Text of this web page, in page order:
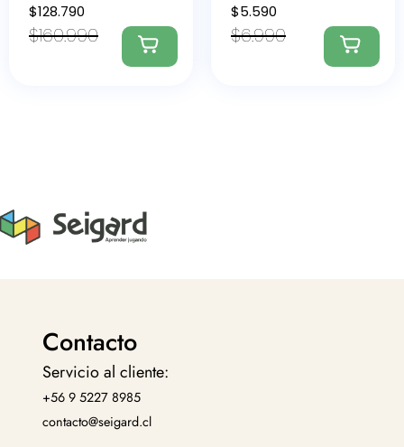
$160.990
$128.790
$6.990
$5.590
Contacto
Servicio al cliente:
+56 9 5227 8985
contacto@seigard.cl